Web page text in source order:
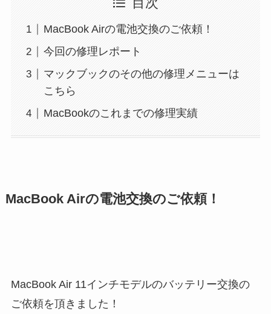
目次
MacBook Airの電池交換のご依頼！
今回の修理レポート
マックブックのその他の修理メニューは
こちら
MacBookのこれまでの修理実績
MacBook Airの電池交換のご依頼！
MacBook Air 11インチモデルのバッテリー交換の
ご依頼を頂きました！